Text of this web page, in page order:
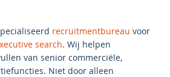
recruitmentbureau voor
search. Wij helpen
van senior commerciële,
Niet door alleen